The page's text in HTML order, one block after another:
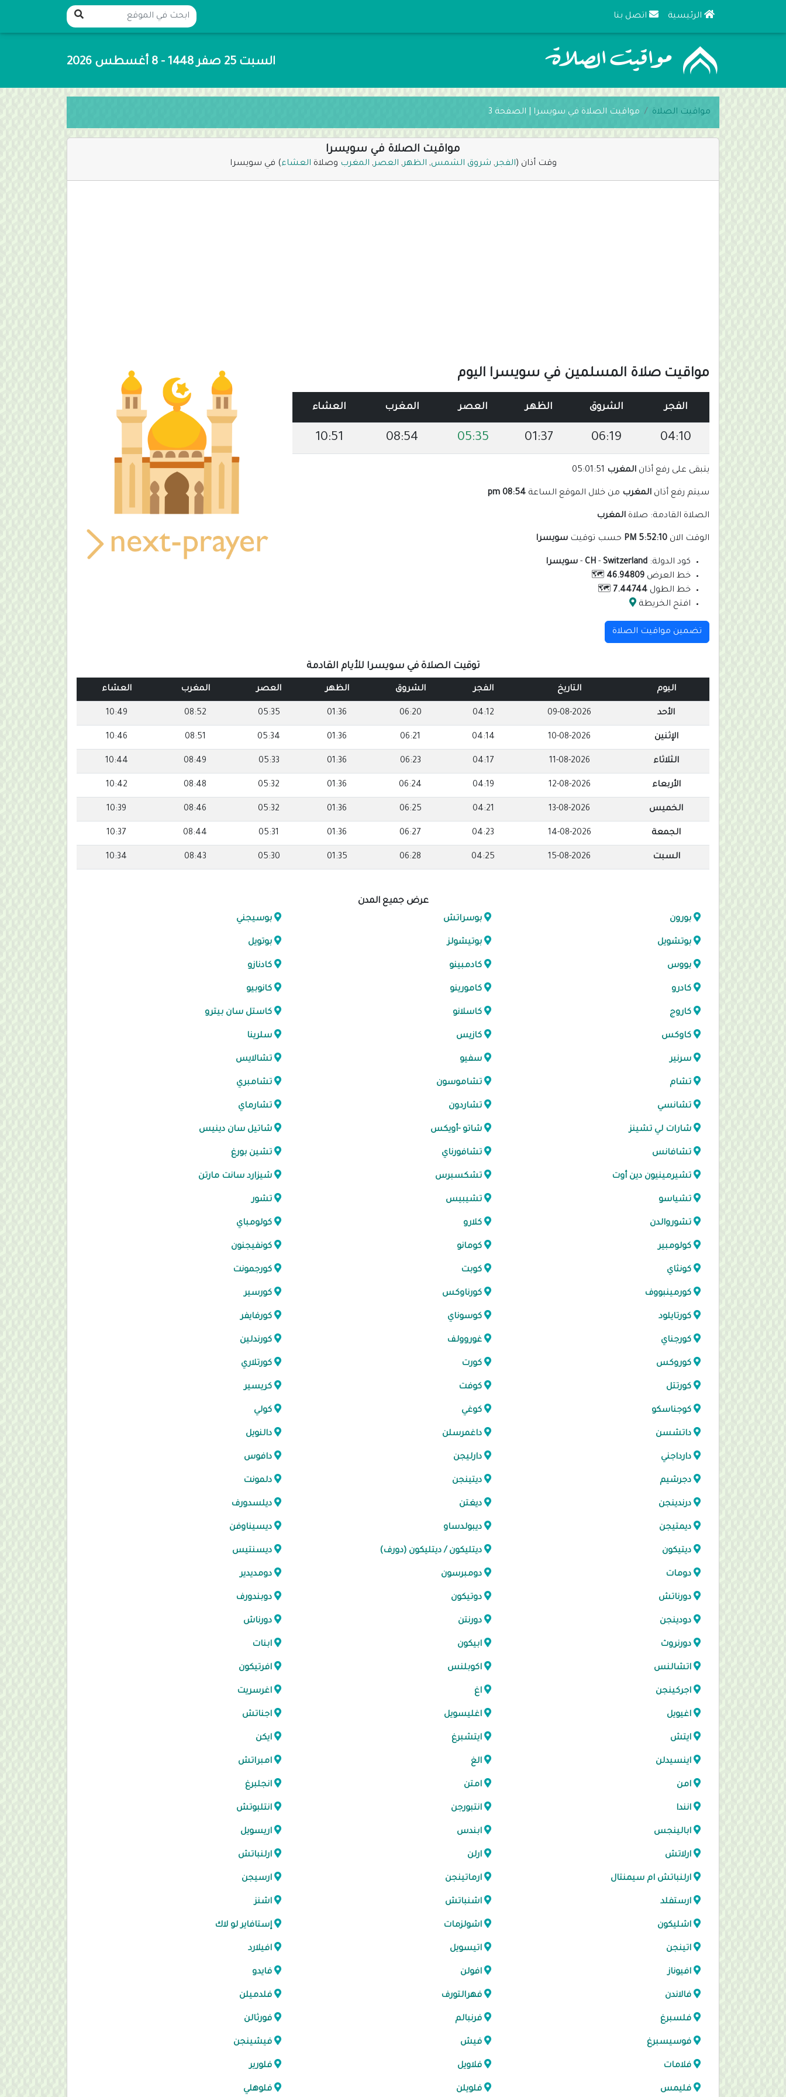
الرئيسية اتصل بنا
السبت 25 صفر 1448 - 8 أغسطس 2026
مواقيت الصلاة مواقيت الصلاة في سويسرا | الصفحة 3
مواقيت الصلاة في سويسرا
وقت أذان (الفجر, شروق الشمس, الظهر, العصر, المغرب وصلاة العشاء) في سويسرا
مواقيت صلاة المسلمين في سويسرا اليوم
الفجر الشروق الظهر العصر المغرب العشاء
04:10
06:19
01:37
05:35
08:54
10:51
يتبقى على رفع أذان المغرب 05:01:50
سيتم رفع أذان المغرب من خلال الموقع الساعة 08:54 pm
الصلاة القادمة: صلاة المغرب
الوقت الان 5:52:11 PM حسب توقيت سويسرا
كود الدولة: CH - Switzerland
- سويسرا
خط العرض 46.94809
🗺️
خط الطول 7.44744
🗺️
افتح الخريطة
تضمين مواقيت الصلاة
توقيت الصلاة في سويسرا للأيام القادمة
اليوم التاريخ الفجر الشروق الظهر العصر المغرب العشاء
الأحد 09-08-2026
04:12
06:20
01:36
05:35
08:52
10:49
الإثنين 10-08-2026
04:14
06:21
01:36
05:34
08:51
10:46
الثلاثاء 11-08-2026
04:17
06:23
01:36
05:33
08:49
10:44
الأربعاء 12-08-2026
04:19
06:24
01:36
05:32
08:48
10:42
الخميس 13-08-2026
04:21
06:25
01:36
05:32
08:46
10:39
الجمعة 14-08-2026
04:23
06:27
01:36
05:31
08:44
10:37
السبت 15-08-2026
04:25
06:28
01:35
05:30
08:43
10:34
عرض جميع المدن
بورون بوسراتش بوسيجني
بوتشويل بوتيشولز بوتويل
بووس كادمبينو كادنازو
كادرو كامورينو كانوبيو
كاروج كاسلانو كاستل سان بيترو
كاوكس كازيس سلرينا
سرنير سفيو تشالايس
تشام تشاموسون تشامبري
تشانسي تشاردون تشارماي
شارات لي تشينز شاتو -أويكس شاتيل سان دينيس
تشافانس تشافورناي تشين بورغ
تشيرمينيون دين أوت تشكسبرس شيزارد سانت مارتن
تشياسو تشيبيس تشور
تشوروالدن كلارو كولومباي
كولومبير كومانو كونفيجنون
كونثاي كوبت كورجمونت
كورمينبووف كورناوكس كورسير
كورتايلود كوسوناي كورفايفر
كورجناي غوروولف كورندلين
كوروكس كورت كورتلاري
كورتتل كوفت كريسير
كوجناسكو كوغي كولي
داتشسن داغمرسلن دالنويل
دارداجني دارليجن دافوس
دجرشيم ديتينجن دلمونت
درندينجن ديغتن ديلسدورف
ديمتيجن ديبولدساو ديسيناوفن
ديتيكون ديتليكون / ديتليكون (دورف) ديسنتيس
دومات دومبرسون دومديدير
دورناتش دوتيكون دوبندورف
دودينجن دورنتن دورناش
دورنروث ابيكون ابنات
اتشالنس اكوبلنس افرتيكون
اجركينجن اغ اغرسريت
اغيويل اغليسويل اجناتش
ايتش ايتشبرغ ايكن
اينسيدلن الغ امبراتش
امن امتن انجلبرغ
انندا انتبورجن انتلبوتش
ابالينجس ابندس اريسويل
ارلاتش ارلن ارلنباتش
ارلنباتش ام سيمنتال ارماتينجن ارسيجن
ارستفلد اشنباتش اشنز
اشليكون اشولزمات إستافاير لو لاك
اتينجن اتيسويل افيلارد
افيوناز افولن فايدو
فالاندن فهرالتورف فلدميلن
فلسبرغ فرنبالم فورثالن
فوسيسبرغ فيش فيشينجن
فلامات فلاويل فلورير
فليمس فلويلن فلوهلي